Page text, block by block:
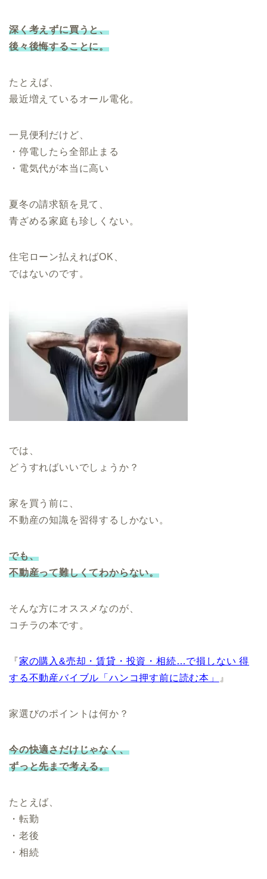
深く考えずに買うと、
後々後悔することに。
たとえば、
最近増えているオール電化。
一見便利だけど、
・停電したら全部止まる
・電気代が本当に高い
夏冬の請求額を見て、
青ざめる家庭も珍しくない。
住宅ローン払えればOK、
ではないのです。
では、
どうすればいいでしょうか？
家を買う前に、
不動産の知識を習得するしかない。
でも、
不動産って難しくてわからない。
そんな方にオススメなのが、
コチラの本です。
『家の購入&売却・賃貸・投資・相続…で損しない 得
する不動産バイブル「ハンコ押す前に読む本」
』
家選びのポイントは何か？
今の快適さだけじゃなく、
ずっと先まで考える。
たとえば、
・転勤
・老後
・相続